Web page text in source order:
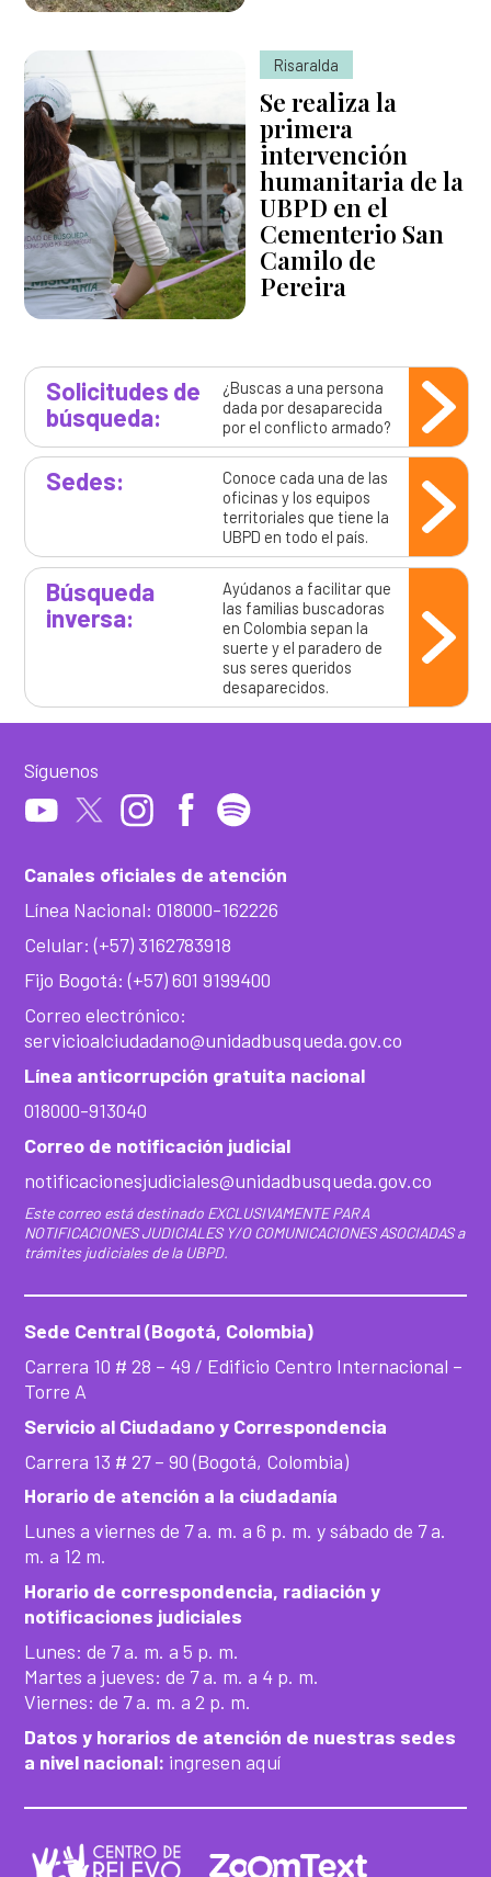
Risaralda
Se realiza la
primera
intervención
humanitaria de la
UBPD en el
Cementerio San
Camilo de
Pereira
Solicitudes de
búsqueda:
¿Buscas a una persona
dada por desaparecida
por el conflicto armado?
Sedes:
Conoce cada una de las
oficinas y los equipos
territoriales que tiene la
UBPD en todo el país.
Búsqueda
inversa:
Ayúdanos a facilitar que
las familias buscadoras
en Colombia sepan la
suerte y el paradero de
sus seres queridos
desaparecidos.
Canales oficiales de atención
Línea Nacional: 018000-162226
Celular: (+57) 3162783918
Fijo Bogotá: (+57) 601 9199400
Correo electrónico:
servicioalciudadano@unidadbusqueda.gov.co
Línea anticorrupción gratuita nacional
018000-913040
Correo de notificación judicial
notificacionesjudiciales@unidadbusqueda.gov.co
Este correo está destinado EXCLUSIVAMENTE PARA
NOTIFICACIONES JUDICIALES Y/O COMUNICACIONES ASOCIADAS a
trámites judiciales de la UBPD.
Sede Central (Bogotá, Colombia)
Carrera 10 # 28 – 49 / Edificio Centro Internacional –
Torre A
Servicio al Ciudadano y Correspondencia
Carrera 13 # 27 – 90 (Bogotá, Colombia)
Horario de atención a la ciudadanía
Lunes a viernes de 7 a. m. a 6 p. m. y sábado de 7 a.
m. a 12 m.
Horario de correspondencia, radiación y
notificaciones judiciales
Lunes: de 7 a. m. a 5 p. m.
Martes a jueves: de 7 a. m. a 4 p. m.
Viernes: de 7 a. m. a 2 p. m.
Datos y horarios de atención de nuestras sedes
a nivel nacional: ingresen aquí
Síguenos